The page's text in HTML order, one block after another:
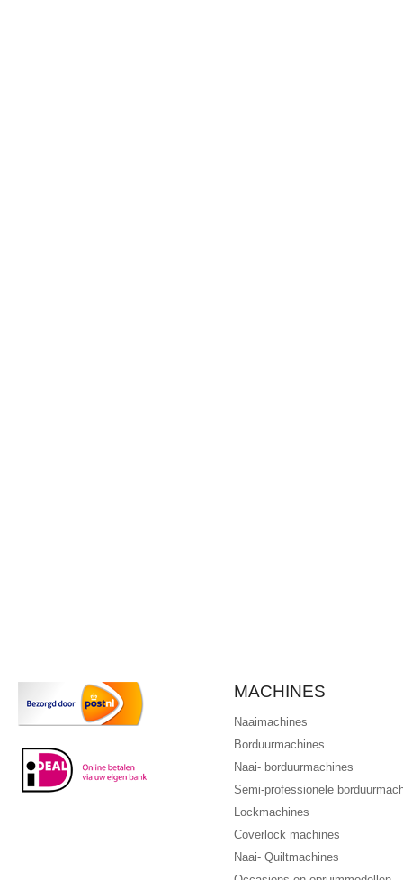
MACHINES
Naaimachines
Borduurmachines
Naai- borduurmachines
Semi-professionele
Lockmachines
Coverlock machines
Naai- Quiltmachines